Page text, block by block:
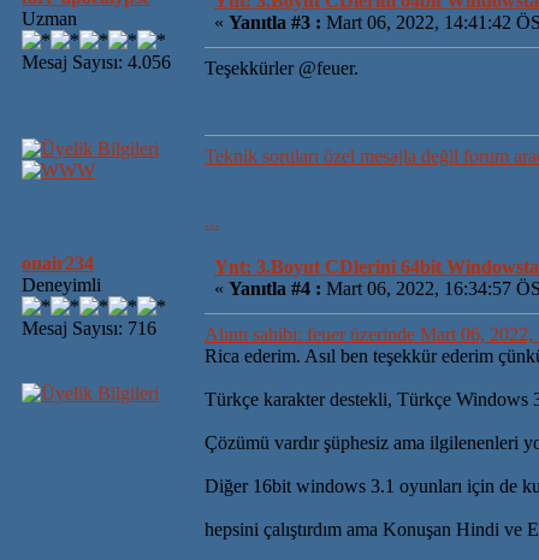
Uzman
Mesaj Sayısı: 4.056
« Yanıtla #3 : Mart 06, 2022, 14:41:42
Teşekkürler @feuer.
Teknik soruları özel mesajla değil forum
...
onair234
Deneyimli
Mesaj Sayısı: 716
Ynt: 3.Boyut CDlerini 64bit Windowsta
« Yanıtla #4 : Mart 06, 2022, 16:34:57
Alıntı sahibi: feuer üzerinde Mart 06,
Rica ederim. Asıl ben teşekkür ederim
Türkçe karakter destekli, Türkçe Windows
Çözümü vardır şüphesiz ama ilgilenenleri
Diğer 16bit windows 3.1 oyunları için de
hepsini çalıştırdım ama Konuşan Hindi ve